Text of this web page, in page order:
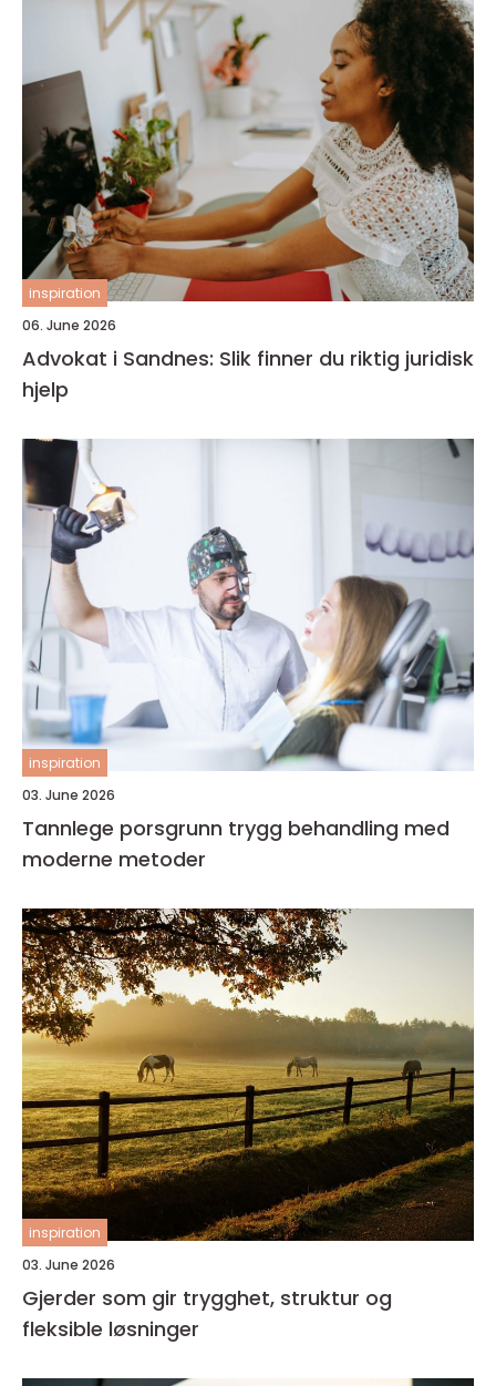
inspiration
06. June 2026
Advokat i Sandnes: Slik finner du riktig juridisk
hjelp
inspiration
03. June 2026
Tannlege porsgrunn trygg behandling med
moderne metoder
inspiration
03. June 2026
Gjerder som gir trygghet, struktur og
fleksible løsninger